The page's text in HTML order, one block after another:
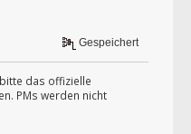
Gespeichert
das offizielle
PMs werden nicht